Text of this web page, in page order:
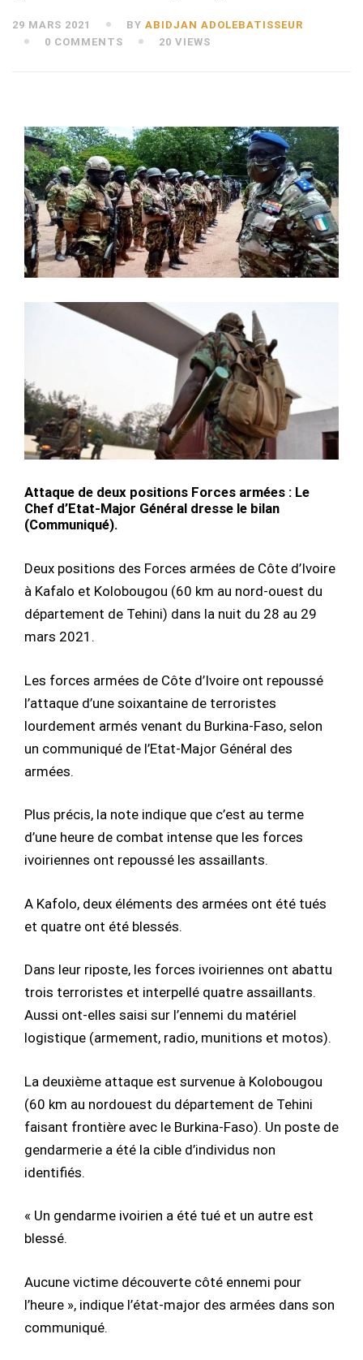
29 MARS 2021 BY ABIDJAN ADOLEBATISSEUR
0 COMMENTS
20 VIEWS
Attaque de deux positions Forces armées : Le
Chef d’Etat-Major Général dresse le bilan
(Communiqué).
Deux positions des Forces armées de Côte d’Ivoire
à Kafalo et Kolobougou (60 km au nord-ouest du
département de Tehini) dans la nuit du 28 au 29
mars 2021.
Les forces armées de Côte d’Ivoire ont repoussé
l’attaque d’une soixantaine de terroristes
lourdement armés venant du Burkina-Faso, selon
un communiqué de l’Etat-Major Général des
armées.
Plus précis, la note indique que c’est au terme
d’une heure de combat intense que les forces
ivoiriennes ont repoussé les assaillants.
A Kafolo, deux éléments des armées ont été tués
et quatre ont été blessés.
Dans leur riposte, les forces ivoiriennes ont abattu
trois terroristes et interpellé quatre assaillants.
Aussi ont-elles saisi sur l’ennemi du matériel
logistique (armement, radio, munitions et motos).
La deuxième attaque est survenue à Kolobougou
(60 km au nordouest du département de Tehini
faisant frontière avec le Burkina-Faso). Un poste de
gendarmerie a été la cible d’individus non
identifiés.
« Un gendarme ivoirien a été tué et un autre est
blessé.
Aucune victime découverte côté ennemi pour
l’heure », indique l’état-major des armées dans son
communiqué.